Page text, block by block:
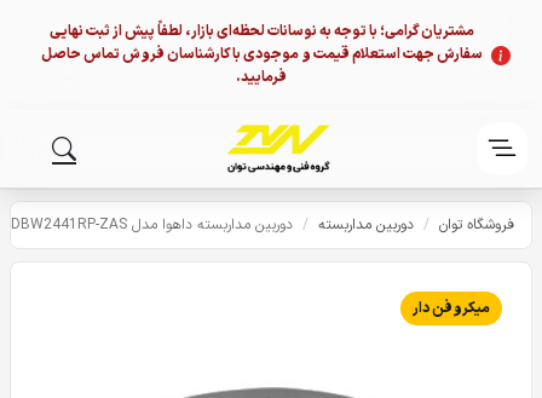
مشتریان گرامی؛ با توجه به نوسانات لحظه‌ای بازار، لطفاً پیش از ثبت نهایی
سفارش جهت استعلام قیمت و موجودی با کارشناسان فروش تماس حاصل
فرمایید.
فروشگاه توان / دوربین مداربسته / دوربین مداربسته داهوا مدل HDBW2441RP-ZAS
میکروفن دار